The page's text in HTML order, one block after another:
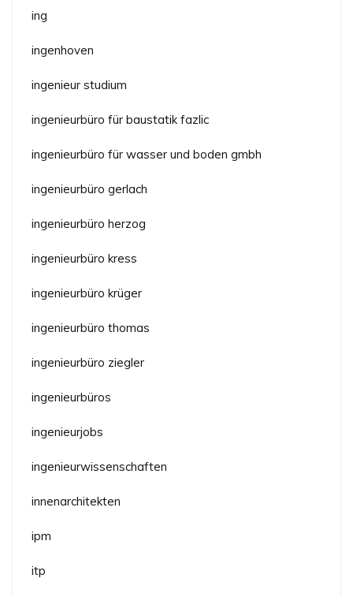
ing
ingenhoven
ingenieur studium
ingenieurbüro für baustatik fazlic
ingenieurbüro für wasser und boden gmbh
ingenieurbüro gerlach
ingenieurbüro herzog
ingenieurbüro kress
ingenieurbüro krüger
ingenieurbüro thomas
ingenieurbüro ziegler
ingenieurbüros
ingenieurjobs
ingenieurwissenschaften
innenarchitekten
ipm
itp